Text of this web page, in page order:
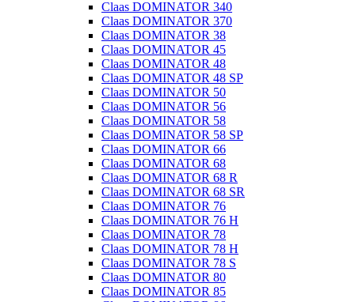
Claas DOMINATOR 340
Claas DOMINATOR 370
Claas DOMINATOR 38
Claas DOMINATOR 45
Claas DOMINATOR 48
Claas DOMINATOR 48 SP
Claas DOMINATOR 50
Claas DOMINATOR 56
Claas DOMINATOR 58
Claas DOMINATOR 58 SP
Claas DOMINATOR 66
Claas DOMINATOR 68
Claas DOMINATOR 68 R
Claas DOMINATOR 68 SR
Claas DOMINATOR 76
Claas DOMINATOR 76 H
Claas DOMINATOR 78
Claas DOMINATOR 78 H
Claas DOMINATOR 78 S
Claas DOMINATOR 80
Claas DOMINATOR 85